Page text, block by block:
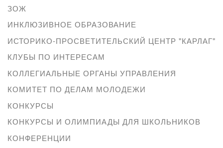
ЗОЖ
ИНКЛЮЗИВНОЕ ОБРАЗОВАНИЕ
ИСТОРИКО-ПРОСВЕТИТЕЛЬСКИЙ ЦЕНТР "КАРЛАГ"
КЛУБЫ ПО ИНТЕРЕСАМ
КОЛЛЕГИАЛЬНЫЕ ОРГАНЫ УПРАВЛЕНИЯ
КОМИТЕТ ПО ДЕЛАМ МОЛОДЕЖИ
КОНКУРСЫ
КОНКУРСЫ И ОЛИМПИАДЫ ДЛЯ ШКОЛЬНИКОВ
КОНФЕРЕНЦИИ